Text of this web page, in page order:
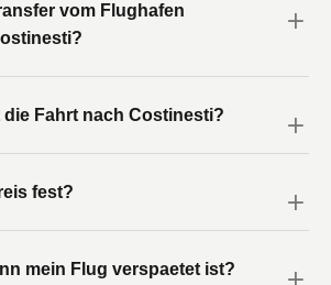
vom Flughafen
die Fahrt nach Costinesti?
fest?
mein Flug verspaetet ist?